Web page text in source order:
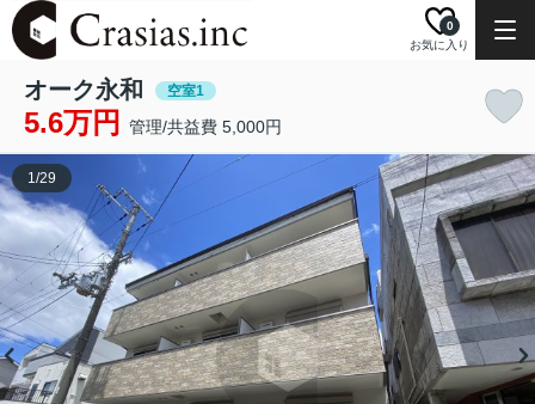
お気に入り
0
オーク永和 空室1
5.6万円 管理/共益費 5,000円
1/29